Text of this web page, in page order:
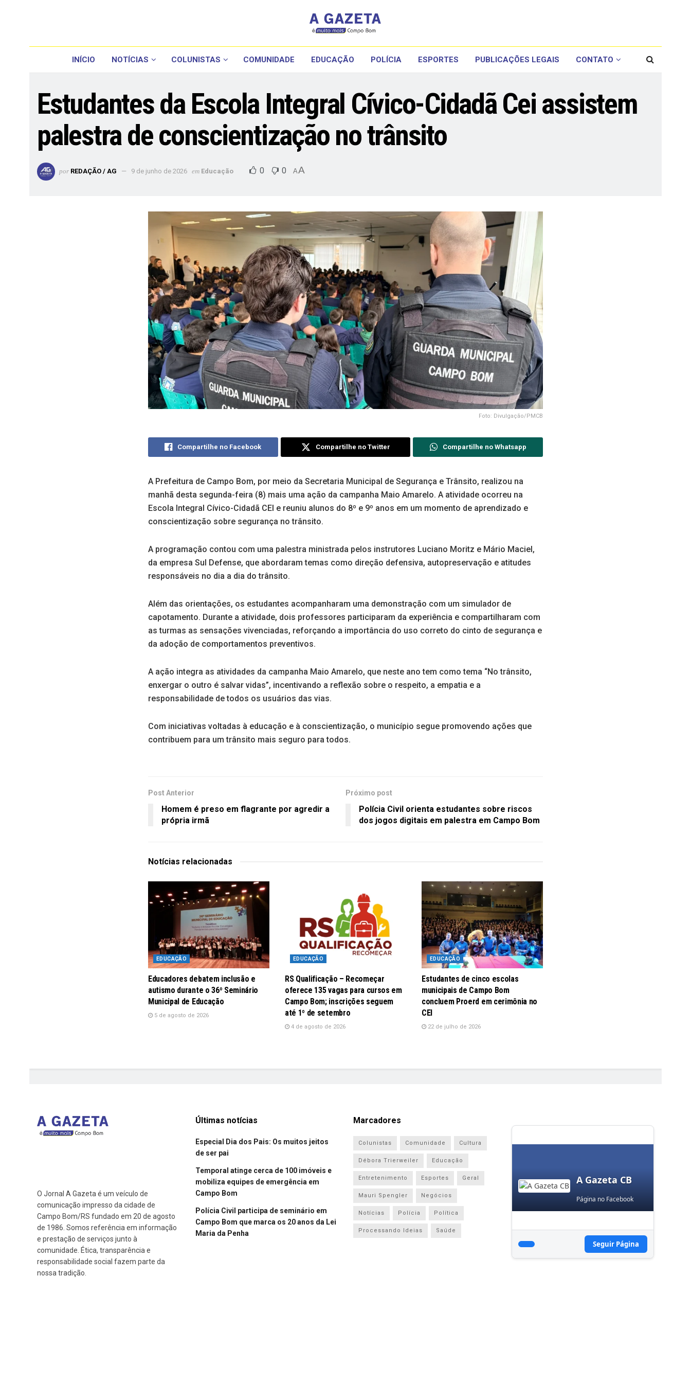
INÍCIO NOTÍCIAS COLUNISTAS COMUNIDADE EDUCAÇÃO POLÍCIA ESPORTES PUBLICAÇÕES LEGAIS CONTATO
Estudantes da Escola Integral Cívico-Cidadã Cei assistem
palestra de conscientização no trânsito
por REDAÇÃO / AG 9 de junho de 2026 em Educação 0 0 AA
Foto: Divulgação/PMCB
Compartilhe no Facebook Compartilhe no Twitter Compartilhe no Whatsapp
A Prefeitura de Campo Bom, por meio da Secretaria Municipal de Segurança e Trânsito, realizou na
manhã desta segunda-feira (8) mais uma ação da campanha Maio Amarelo. A atividade ocorreu na
Escola Integral Cívico-Cidadã CEI e reuniu alunos do 8º e 9º anos em um momento de aprendizado e
conscientização sobre segurança no trânsito.
A programação contou com uma palestra ministrada pelos instrutores Luciano Moritz e Mário Maciel,
da empresa Sul Defense, que abordaram temas como direção defensiva, autopreservação e atitudes
responsáveis no dia a dia do trânsito.
Além das orientações, os estudantes acompanharam uma demonstração com um simulador de
capotamento. Durante a atividade, dois professores participaram da experiência e compartilharam com
as turmas as sensações vivenciadas, reforçando a importância do uso correto do cinto de segurança e
da adoção de comportamentos preventivos.
A ação integra as atividades da campanha Maio Amarelo, que neste ano tem como tema “No trânsito,
enxergar o outro é salvar vidas”, incentivando a reflexão sobre o respeito, a empatia e a
responsabilidade de todos os usuários das vias.
Com iniciativas voltadas à educação e à conscientização, o município segue promovendo ações que
contribuem para um trânsito mais seguro para todos.
Post Anterior
Homem é preso em flagrante por agredir a
própria irmã
Próximo post
Polícia Civil orienta estudantes sobre riscos
dos jogos digitais em palestra em Campo Bom
Notícias relacionadas
EDUCAÇÃO
Educadores debatem inclusão e
autismo durante o 36º Seminário
Municipal de Educação
5 de agosto de 2026
EDUCAÇÃO
RS Qualificação – Recomeçar
oferece 135 vagas para cursos em
Campo Bom; inscrições seguem
até 1º de setembro
4 de agosto de 2026
EDUCAÇÃO
Estudantes de cinco escolas
municipais de Campo Bom
concluem Proerd em cerimônia no
CEI
22 de julho de 2026
O Jornal A Gazeta é um veículo de
comunicação impresso da cidade de
Campo Bom/RS fundado em 20 de agosto
de 1986. Somos referência em informação
e prestação de serviços junto à
comunidade. Ética, transparência e
responsabilidade social fazem parte da
nossa tradição.
Últimas notícias
Especial Dia dos Pais: Os muitos jeitos
de ser pai
Temporal atinge cerca de 100 imóveis e
mobiliza equipes de emergência em
Campo Bom
Polícia Civil participa de seminário em
Campo Bom que marca os 20 anos da Lei
Maria da Penha
Marcadores
Colunistas Comunidade Cultura
Débora Trierweiler Educação
Entretenimento Esportes Geral
Mauri Spengler Negócios
Notícias Polícia Política
Processando Ideias Saúde
A Gazeta CB
Página no Facebook
Seguir Página